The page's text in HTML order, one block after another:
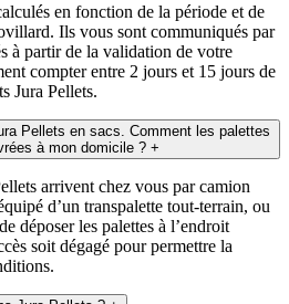
en fonction de la période et de
Ils vous sont communiqués par
à partir de la validation de votre
compter entre 2 jours et 15 jours de
Jura Pellets.
Pellets en sacs. Comment les palettes
à mon domicile ? +
arrivent chez vous par camion
d’un transpalette tout-terrain, ou
déposer les palettes à l’endroit
soit dégagé pour permettre la